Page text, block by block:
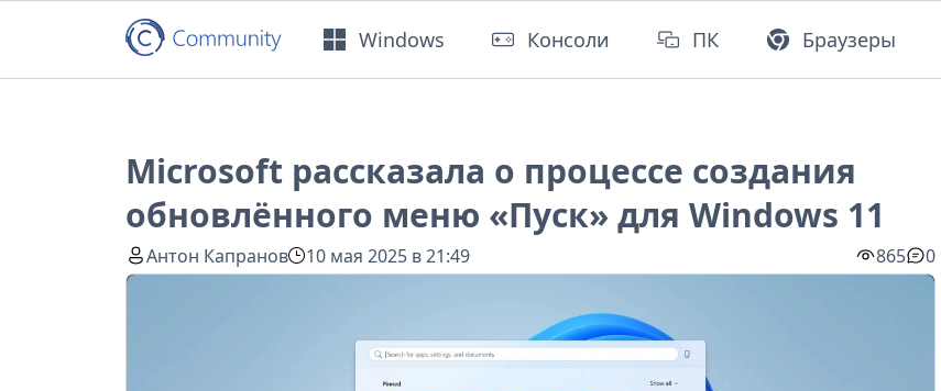
Windows Консоли ПК Браузеры
Microsoft рассказала о процессе создания
обновлённого меню «Пуск» для Windows 11
Антон Капранов 10 мая 2025 в 21:49 865 0